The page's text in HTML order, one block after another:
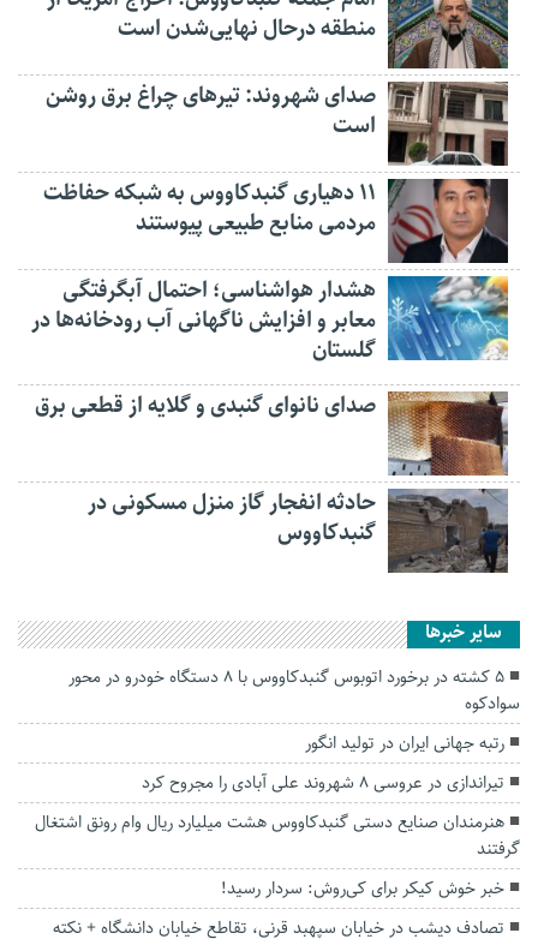
منطقه درحال نهایی‌شدن است
صدای شهروند: تیرهای چراغ برق روشن
است
۱۱ دهیاری گنبدکاووس به شبکه حفاظت
مردمی منابع طبیعی پیوستند
هشدار هواشناسی؛ احتمال آبگرفتگی
معابر و افزایش ناگهانی آب رودخانه‌ها در
گلستان
صدای نانوای گنبدی و گلایه از قطعی برق
حادثه انفجار گاز منزل مسکونی در
گنبدکاووس
سایر خبرها
۵ کشته در برخورد اتوبوس گنبدکاووس با ۸ دستگاه خودرو در محور
سوادکوه
رتبه جهانی ایران در تولید انگور
تیراندازی در عروسی ۸ شهروند علی آبادی را مجروح کرد
هنرمندان صنایع دستی گنبدکاووس هشت میلیارد ریال وام رونق اشتغال
گرفتند
خبر خوش کیکر برای کی‌روش: سردار رسید!
تصادف دیشب در خیابان سپهبد قرنی، تقاطع خیابان دانشگاه + نکته